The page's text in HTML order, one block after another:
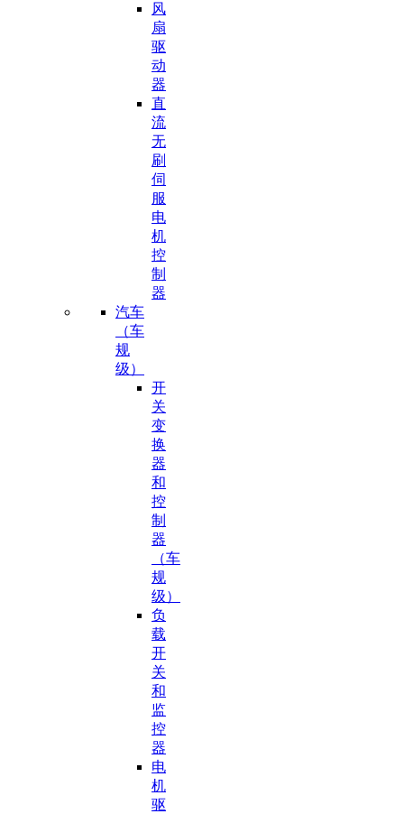
风
扇
驱
动
器
直
流
无
刷
伺
服
电
机
控
制
器
汽车
（车
规
级）
开
关
变
换
器
和
控
制
器
（车
规
级）
负
载
开
关
和
监
控
器
电
机
驱